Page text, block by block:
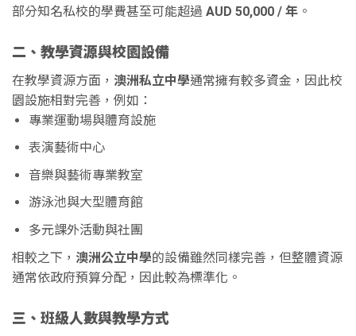
部分知名私校的學費甚至可能超過 AUD 50,000 / 年 。
二、教學資源與校園設備
在教學資源方面， 澳洲私立中學通常擁有較多資金，因此校
園設施相對完善，例如：
專業運動場與體育設施
表演藝術中心
音樂與藝術專業教室
游泳池與大型體育館
多元課外活動與社團
相較之下， 澳洲公立中學的設備雖然同樣完善，但整體資源
通常依政府預算分配，因此較為標準化。
三、班級人數與教學方式